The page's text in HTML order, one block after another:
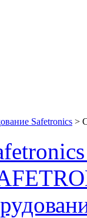
Safetronics >